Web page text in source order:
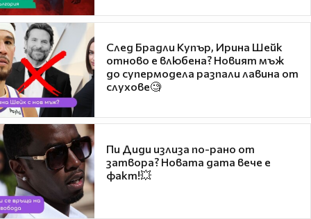
След Брадли Купър, Ирина Шейк
отново е влюбена? Новият мъж
до супермодела разпали лавина от
слухове🧐
Пи Диди излиза по-рано от
затвора? Новата дата вече е
факт!💥